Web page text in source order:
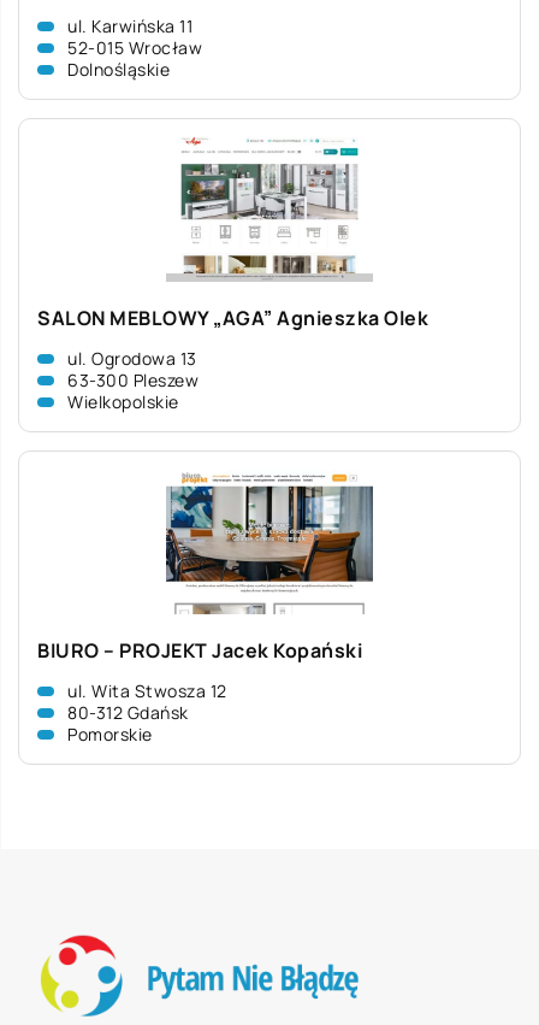
ul. Karwińska 11
52-015 Wrocław
Dolnośląskie
SALON MEBLOWY „AGA” Agnieszka Olek
ul. Ogrodowa 13
63-300 Pleszew
Wielkopolskie
BIURO – PROJEKT Jacek Kopański
ul. Wita Stwosza 12
80-312 Gdańsk
Pomorskie